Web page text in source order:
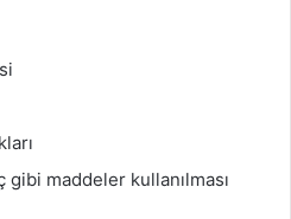
gibi maddeler kullanılması